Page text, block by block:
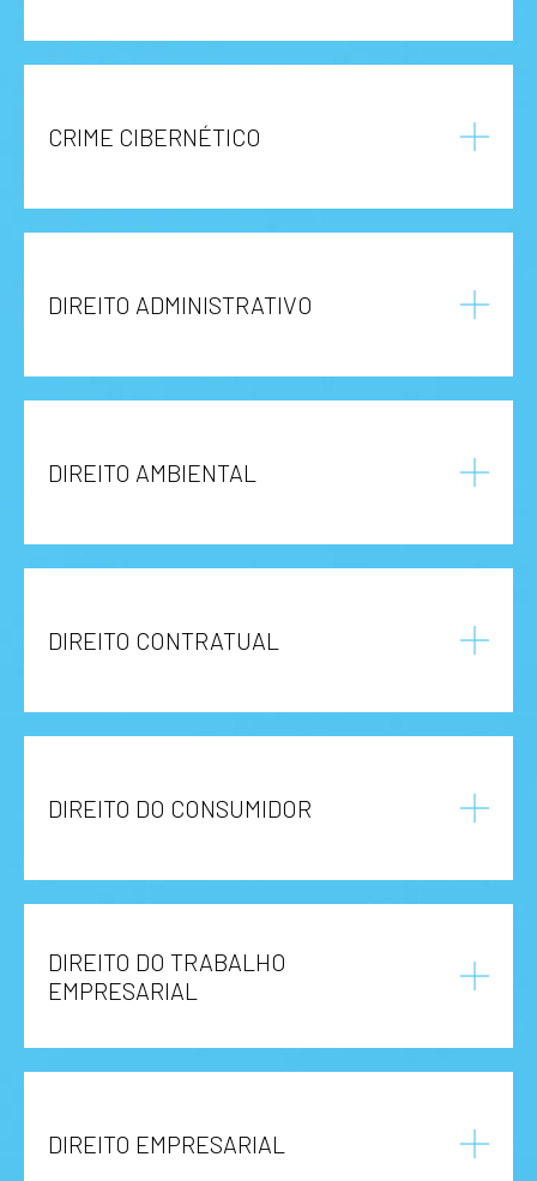
CRIME CIBERNÉTICO
DIREITO ADMINISTRATIVO
DIREITO AMBIENTAL
DIREITO CONTRATUAL
DIREITO DO CONSUMIDOR
DIREITO DO TRABALHO
EMPRESARIAL
DIREITO EMPRESARIAL